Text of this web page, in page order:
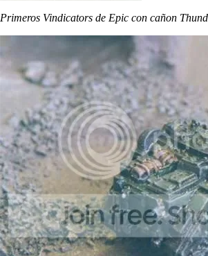
Primeros Vindicators de Epic con cañon